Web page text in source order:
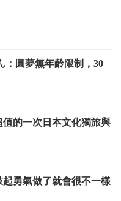
：圓夢無年齡限制，30
的一次日本文化獨旅與
勇氣做了就會很不一樣